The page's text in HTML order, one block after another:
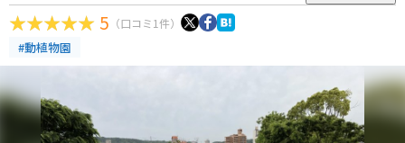
5 （口コミ1件）
#動植物園